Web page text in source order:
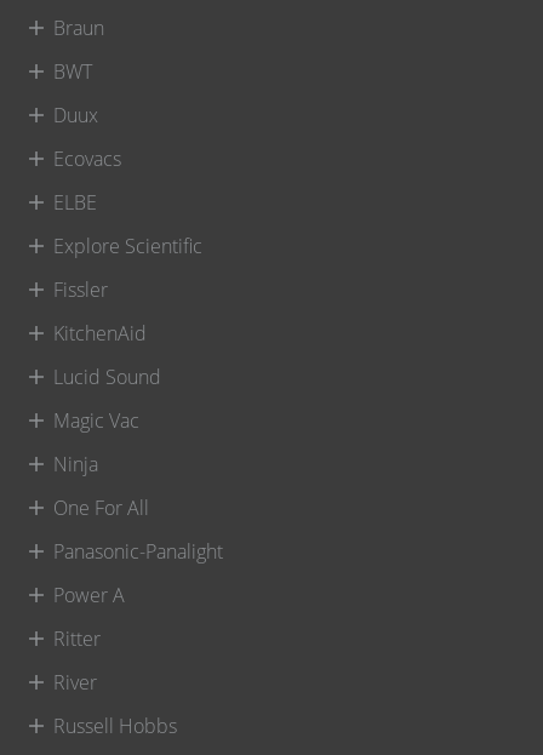
Braun
BWT
Duux
Ecovacs
ELBE
Explore Scientific
Fissler
KitchenAid
Lucid Sound
Magic Vac
Ninja
One For All
Panasonic-Panalight
Power A
Ritter
River
Russell Hobbs